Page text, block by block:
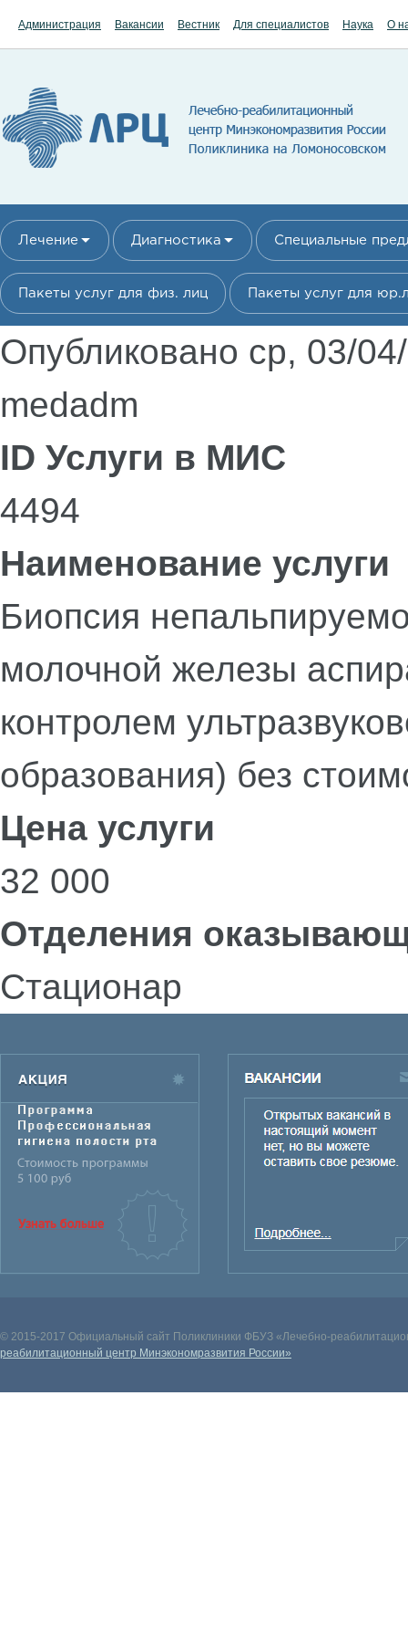
Администрация Вакансии Вестник Для специалистов Наука О
Лечение Диагностика Специальные
Пакеты услуг для физ. лиц Пакеты услуг для
Опубликовано ср, 03/
medadm
ID Услуги в МИС
4494
Наименование услуги
Биопсия
молочной железы
контролем
образования) без
Цена услуги
32 000
Отделения
Стационар
© 2015-2017 Официальный сайт Поликлиники ФБУЗ «Лечебно-
реабилитационный центр Минэкономразвития России»